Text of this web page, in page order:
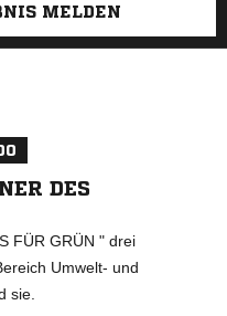
MELDEN
DES
FÜR GRÜN " drei
Umwelt- und
sie.